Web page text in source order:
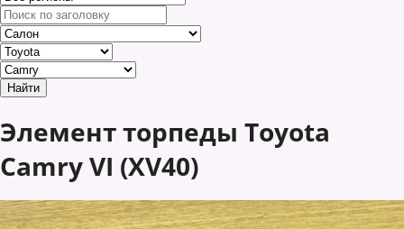
Элемент торпеды Toyota
Camry VI (XV40)